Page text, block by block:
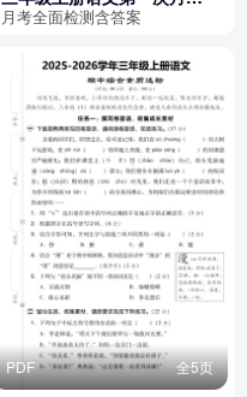
综合检测卷（含答案）
月考全面检测含答案
PDF 全5页